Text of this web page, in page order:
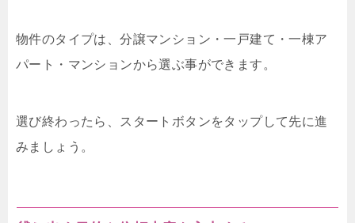
物件のタイプは、分譲マンション・一戸建て・一棟ア
パート・マンションから選ぶ事ができます。
選び終わったら、スタートボタンをタップして先に進
みましょう。